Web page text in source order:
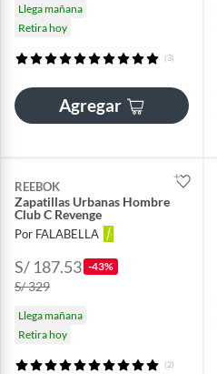
Llega mañana
Retira hoy
(3)
Agregar
REEBOK
Zapatillas Urbanas Hombre
Club C Revenge
Por FALABELLA
S/ 187.53 -43%
S/ 329
Llega mañana
Retira hoy
(2)